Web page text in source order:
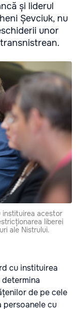
și liderul
Șevciuk, nu
unor
instituirea acestor
liberei
ale Nistrului.
cu instituirea
de pe cele
persoanele cu